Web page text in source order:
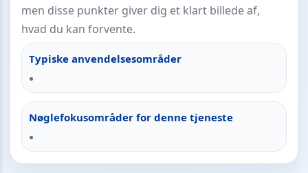
men disse punkter giver dig et klart billede af,
hvad du kan forvente.
Typiske anvendelsesområder
Nøglefokusområder for denne tjeneste